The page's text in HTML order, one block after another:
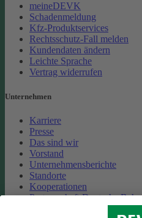
meineDEVK
Schadenmeldung
Kfz-Produktservices
Rechtsschutz-Fall melden
Kundendaten ändern
Leichte Sprache
Vertrag widerrufen
Unternehmen
Karriere
Presse
Das sind wir
Vorstand
Unternehmensberichte
Standorte
Kooperationen
Partnerschaft Deutsche Bahn